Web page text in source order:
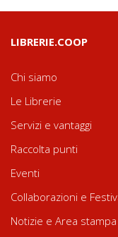
LIBRERIE.COOP
Chi siamo
Le Librerie
Servizi e vantaggi
Raccolta punti
Eventi
Collaborazioni e
Notizie e Area stampa